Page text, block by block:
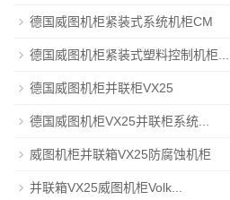
德国威图机柜紧装式系统机柜CM
德国威图机柜紧装式塑料控制机柜...
德国威图机柜并联柜VX25
德国威图机柜VX25并联柜系统...
威图机柜并联箱VX25防腐蚀机柜
并联箱VX25威图机柜Volk...